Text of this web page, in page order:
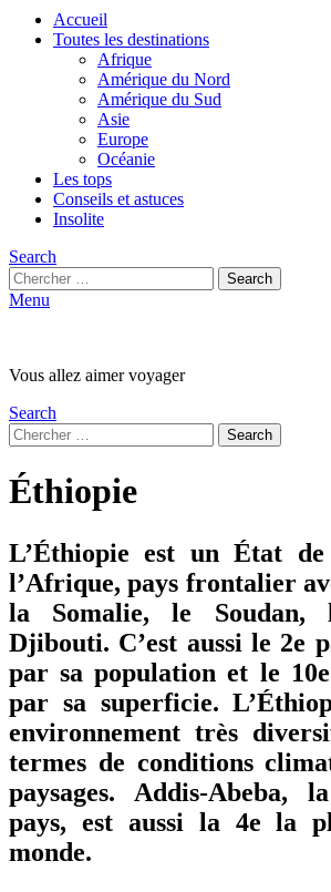
Accueil
Toutes les destinations
Afrique
Amérique du Nord
Amérique du Sud
Asie
Europe
Océanie
Les tops
Conseils et astuces
Insolite
Search
Search
for:
Search
Menu
Vous allez aimer voyager
Search
Search
for:
Search
Éthiopie
L’Éthiopie est un État
l’Afrique, pays frontalier
la Somalie, le Soudan,
Djibouti. C’est aussi le 2e
par sa population et le
par sa superficie.
environnement très
termes de conditions
paysages. Addis-Abeba,
pays, est aussi la 4e la
monde.